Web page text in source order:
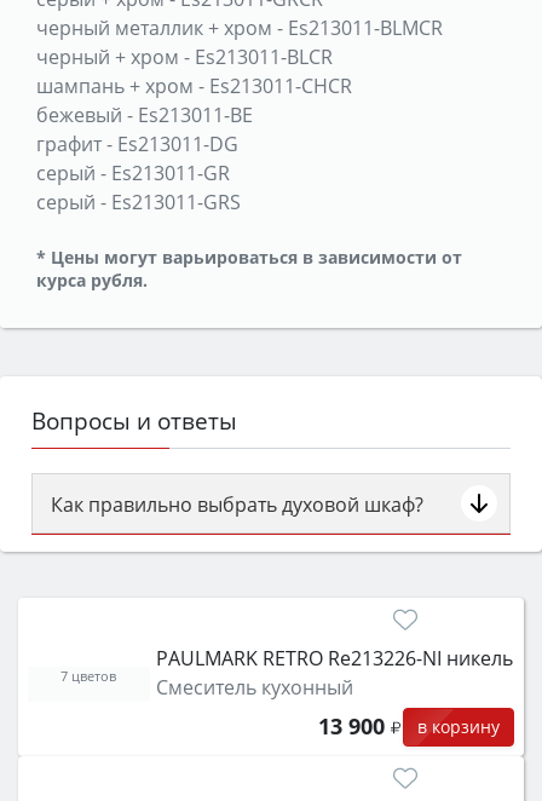
черный металлик + хром - Es213011-BLMCR
черный + хром - Es213011-BLCR
шампань + хром - Es213011-CHCR
бежевый - Es213011-BE
графит- Es213011-DG
серый - Es213011-GR
серый - Es213011-GRS
* Цены могут варьироваться в зависимости от
курса рубля.
Вопросы и ответы
Как правильно выбрать духовой шкаф?
Сначала определитесь с типом (газовый или
затем смотрите на объём 50–70 л для семьи,
функции (конвекция, гриль, самоочистка,
защита от детей).
PAULMARK RETRO Re213226-NI никель
Смеситель кухонный
13 900 в корзину
7 цветов